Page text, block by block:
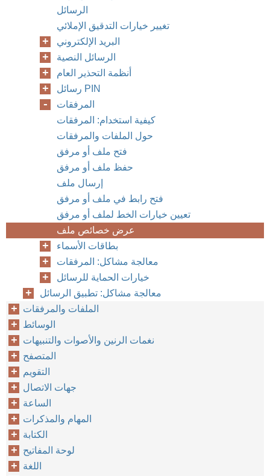
الرسائل
تغيير خيارات التدقيق الإملائي
البريد الإلكتروني
الرسائل النصية
أنظمة التحذير العام
رسائل PIN
المرفقات
كيفية استخدام: المرفقات
حول الملفات والمرفقات
فتح ملف أو مرفق
حفظ ملف أو مرفق
إرسال ملف
فتح رابط في ملف أو مرفق
تعيين خيارات الخط لملف أو مرفق
عرض خصائص ملف
بطاقات الأسماء
معالجة مشاكل: المرفقات
خيارات الحماية للرسائل
معالجة مشاكل: تطبيق الرسائل
الملفات والمرفقات
الوسائط
نغمات الرنين والأصوات والتنبيهات
المتصفح
التقويم
جهات الاتصال
الساعة
المهام والمذكرات
الكتابة
لوحة المفاتيح
اللغة